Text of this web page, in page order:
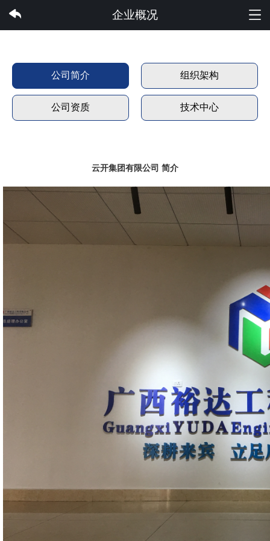
云开集团有限公司
企业概况
公司简介 组织架构
公司资质 技术中心
云开集团有限公司 简介